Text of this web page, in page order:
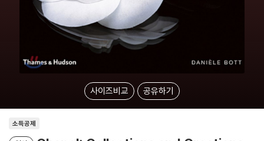
사이즈비교 공유하기
소득공제